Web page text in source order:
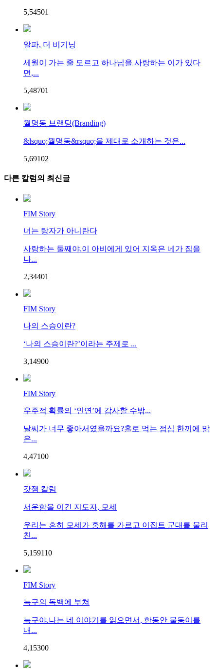
5,54501
알파, 더 비기닝
세월이 가는 줄 모르고 하나님을 사랑하는 이가 있다
면,...
5,48701
월명동 브랜딩(Branding)
&lsquo;월명동&rsquo;을 제대로 소개하는 것은...
5,69102
다른 칼럼의 최신글
FIM Story
너는 탕자가 아니란다
사랑하는 둘째야.이 아비에게 있어 지옥은 네가 집을
나...
2,34401
FIM Story
나의 스승이란?
‘나의 스승이란?’이라는 주제로 ...
3,14900
FIM Story
우주적 확률의 ‘인연’에 감사할 수밖...
날씨가 너무 좋아서였을까요?홀로 먹는 점심 한끼에 맑
은...
4,47100
갓잼 칼럼
서운함을 이긴 지도자, 모세
우리는 흔히 모세가 홍해를 가르고 이집트 군대를 물리
친...
5,159110
FIM Story
늑구의 독백에 부쳐
늑구야.나는 네 이야기를 읽으면서, 한동안 물동이를
내...
4,15300